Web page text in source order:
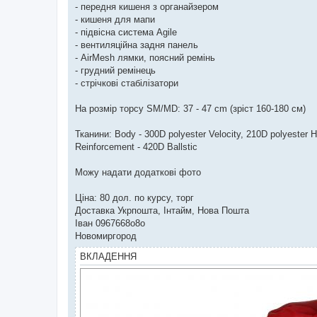
- передня кишеня з органайзером
- кишеня для мапи
- підвісна система Agile
- вентиляційна задня панель
- AirMesh лямки, поясний ремінь
- грудний ремінець
- стрічкові стабілізатори
На розмір торсу SM/MD: 37 - 47 cm (зріст 160-180 см)
Тканини: Body - 300D polyester Velocity, 210D polyester
Reinforcement - 420D Ballstic
Можу надати додаткові фото
Ціна: 80 дол. по курсу, торг
Доставка Укрпошта, Інтайм, Нова Пошта
Іван 0967668о8о
Новомиргород
ВКЛАДЕННЯ